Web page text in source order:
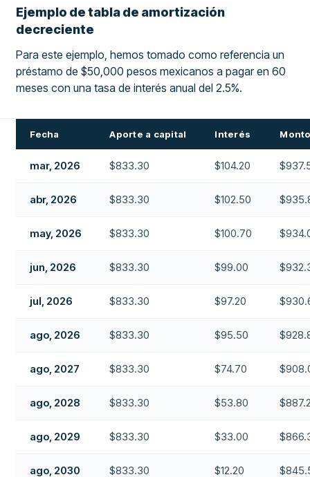
Ejemplo de tabla de amortización
decreciente
Para este ejemplo, hemos tomado como referencia un
préstamo de $50,000 pesos mexicanos a pagar en 60
meses con una tasa de interés anual del 2.5%.
Fecha Aporte a capital Interés
mar, 2026 $833.30 $104.20
abr, 2026 $833.30 $102.50
may, 2026 $833.30 $100.70
jun, 2026 $833.30 $99.00
jul, 2026 $833.30 $97.20
ago, 2026 $833.30 $95.50
ago, 2027 $833.30 $74.70
ago, 2028 $833.30 $53.80
ago, 2029 $833.30 $33.00
ago, 2030 $833.30 $12.20